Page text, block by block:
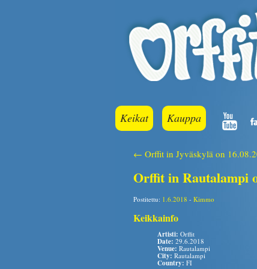
Keikat Kauppa
← Orffit in Jyväskylä on
Orffit in Rautalampi
Postitettu: 1.6.2018 - Kimmo
Keikkainfo
Artisti: Orffit
Date: 29.6.2018
Venue: Rautalampi
City: Rautalampi
Country: FI